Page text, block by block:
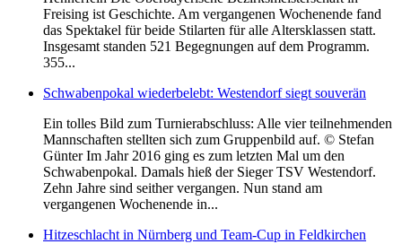
Freising ist Geschichte. Am vergangenen Wochenende fand
das Spektakel für beide Stilarten für alle Altersklassen statt.
Insgesamt standen 521 Begegnungen auf dem Programm.
355...
Schwabenpokal wiederbelebt: Westendorf siegt souverän
Ein tolles Bild zum Turnierabschluss: Alle vier teilnehmenden
Mannschaften stellten sich zum Gruppenbild auf. © Stefan
Günter Im Jahr 2016 ging es zum letzten Mal um den
Schwabenpokal. Damals hieß der Sieger TSV Westendorf.
Zehn Jahre sind seither vergangen. Nun stand am
vergangenen Wochenende in...
Hitzeschlacht in Nürnberg und Team-Cup in Feldkirchen